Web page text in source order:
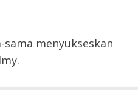
menyukseskan